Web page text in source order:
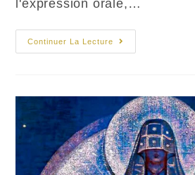
l'expression orale,…
Continuer La Lecture
Saraswati
La
De
La
Connaissance